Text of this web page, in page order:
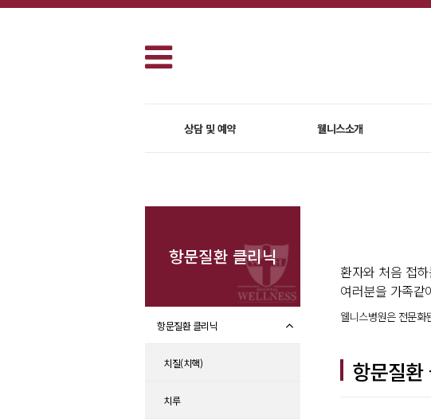
상담 및 예약 웰니스소개
항문질환 클리닉
항문질환 클리닉
치질(치핵)
치루
환자와 처음 접
여러분을 가족같
웰니스병원은 전문화
항문질환